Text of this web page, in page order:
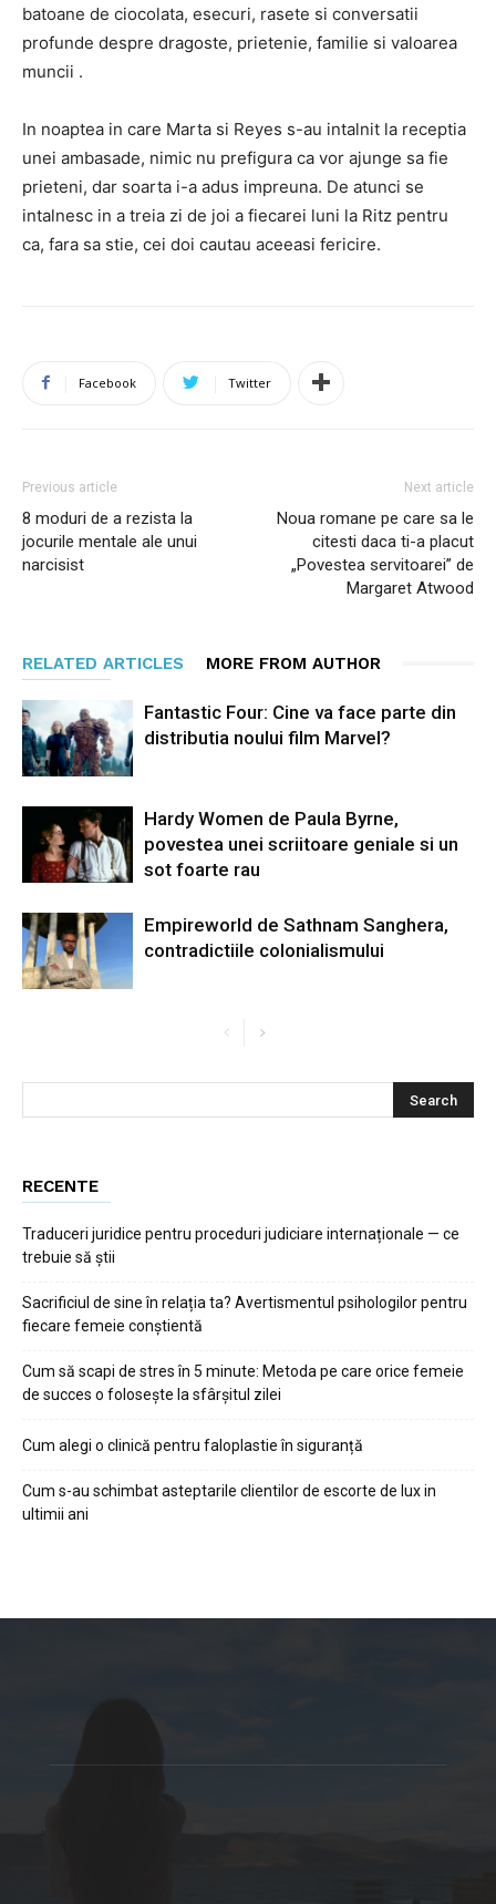
batoane de ciocolata, esecuri, rasete si conversatii
profunde despre dragoste, prietenie, familie si valoarea
muncii .
In noaptea in care Marta si Reyes s-au intalnit la receptia
unei ambasade, nimic nu prefigura ca vor ajunge sa fie
prieteni, dar soarta i-a adus impreuna. De atunci se
intalnesc in a treia zi de joi a fiecarei luni la Ritz pentru
ca, fara sa stie, cei doi cautau aceeasi fericire.
Facebook Twitter
Previous article
8 moduri de a rezista la
jocurile mentale ale unui
narcisist
Next article
Noua romane pe care sa le
citesti daca ti-a placut
„Povestea servitoarei” de
Margaret Atwood
RELATED ARTICLES MORE FROM AUTHOR
Fantastic Four: Cine va face parte din
distributia noului film Marvel?
Hardy Women de Paula Byrne,
povestea unei scriitoare geniale si un
sot foarte rau
Empireworld de Sathnam Sanghera,
contradictiile colonialismului
RECENTE
Traduceri juridice pentru proceduri judiciare internaționale — ce
trebuie să știi
Sacrificiul de sine în relația ta? Avertismentul psihologilor pentru
fiecare femeie conștientă
Cum să scapi de stres în 5 minute: Metoda pe care orice femeie
de succes o folosește la sfârșitul zilei
Cum alegi o clinică pentru faloplastie în siguranță
Cum s-au schimbat asteptarile clientilor de escorte de lux in
ultimii ani